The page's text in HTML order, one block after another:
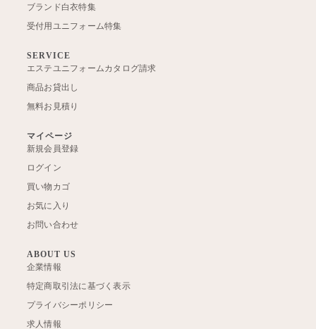
ブランド白衣特集
受付用ユニフォーム特集
SERVICE
エステユニフォームカタログ請求
商品お貸出し
無料お見積り
マイページ
新規会員登録
ログイン
買い物カゴ
お気に入り
お問い合わせ
ABOUT US
企業情報
特定商取引法に基づく表示
プライバシーポリシー
求人情報